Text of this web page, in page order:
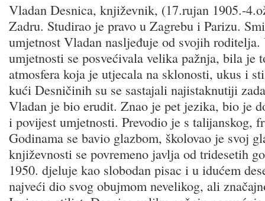
Vladan Desnica, književnik, (17.rujan 1905.-
Zadru. Studirao je pravo u Zagrebu i Parizu.
umjetnost Vladan nasljeđuje od svojih
umjetnosti se posvećivala velika pažnja, bila je
atmosfera koja je utjecala na sklonosti, ukus i
kući Desničinih su se sastajali najistaknutiji
Vladan je bio erudit. Znao je pet jezika, bio je
i povijest umjetnosti. Prevodio je s talijanskog,
Godinama se bavio glazbom, školovao je svoj
književnosti se povremeno javlja od tridesetih
1950. djeluje kao slobodan pisac i u idućem
najveći dio svog obujmom nevelikog, ali